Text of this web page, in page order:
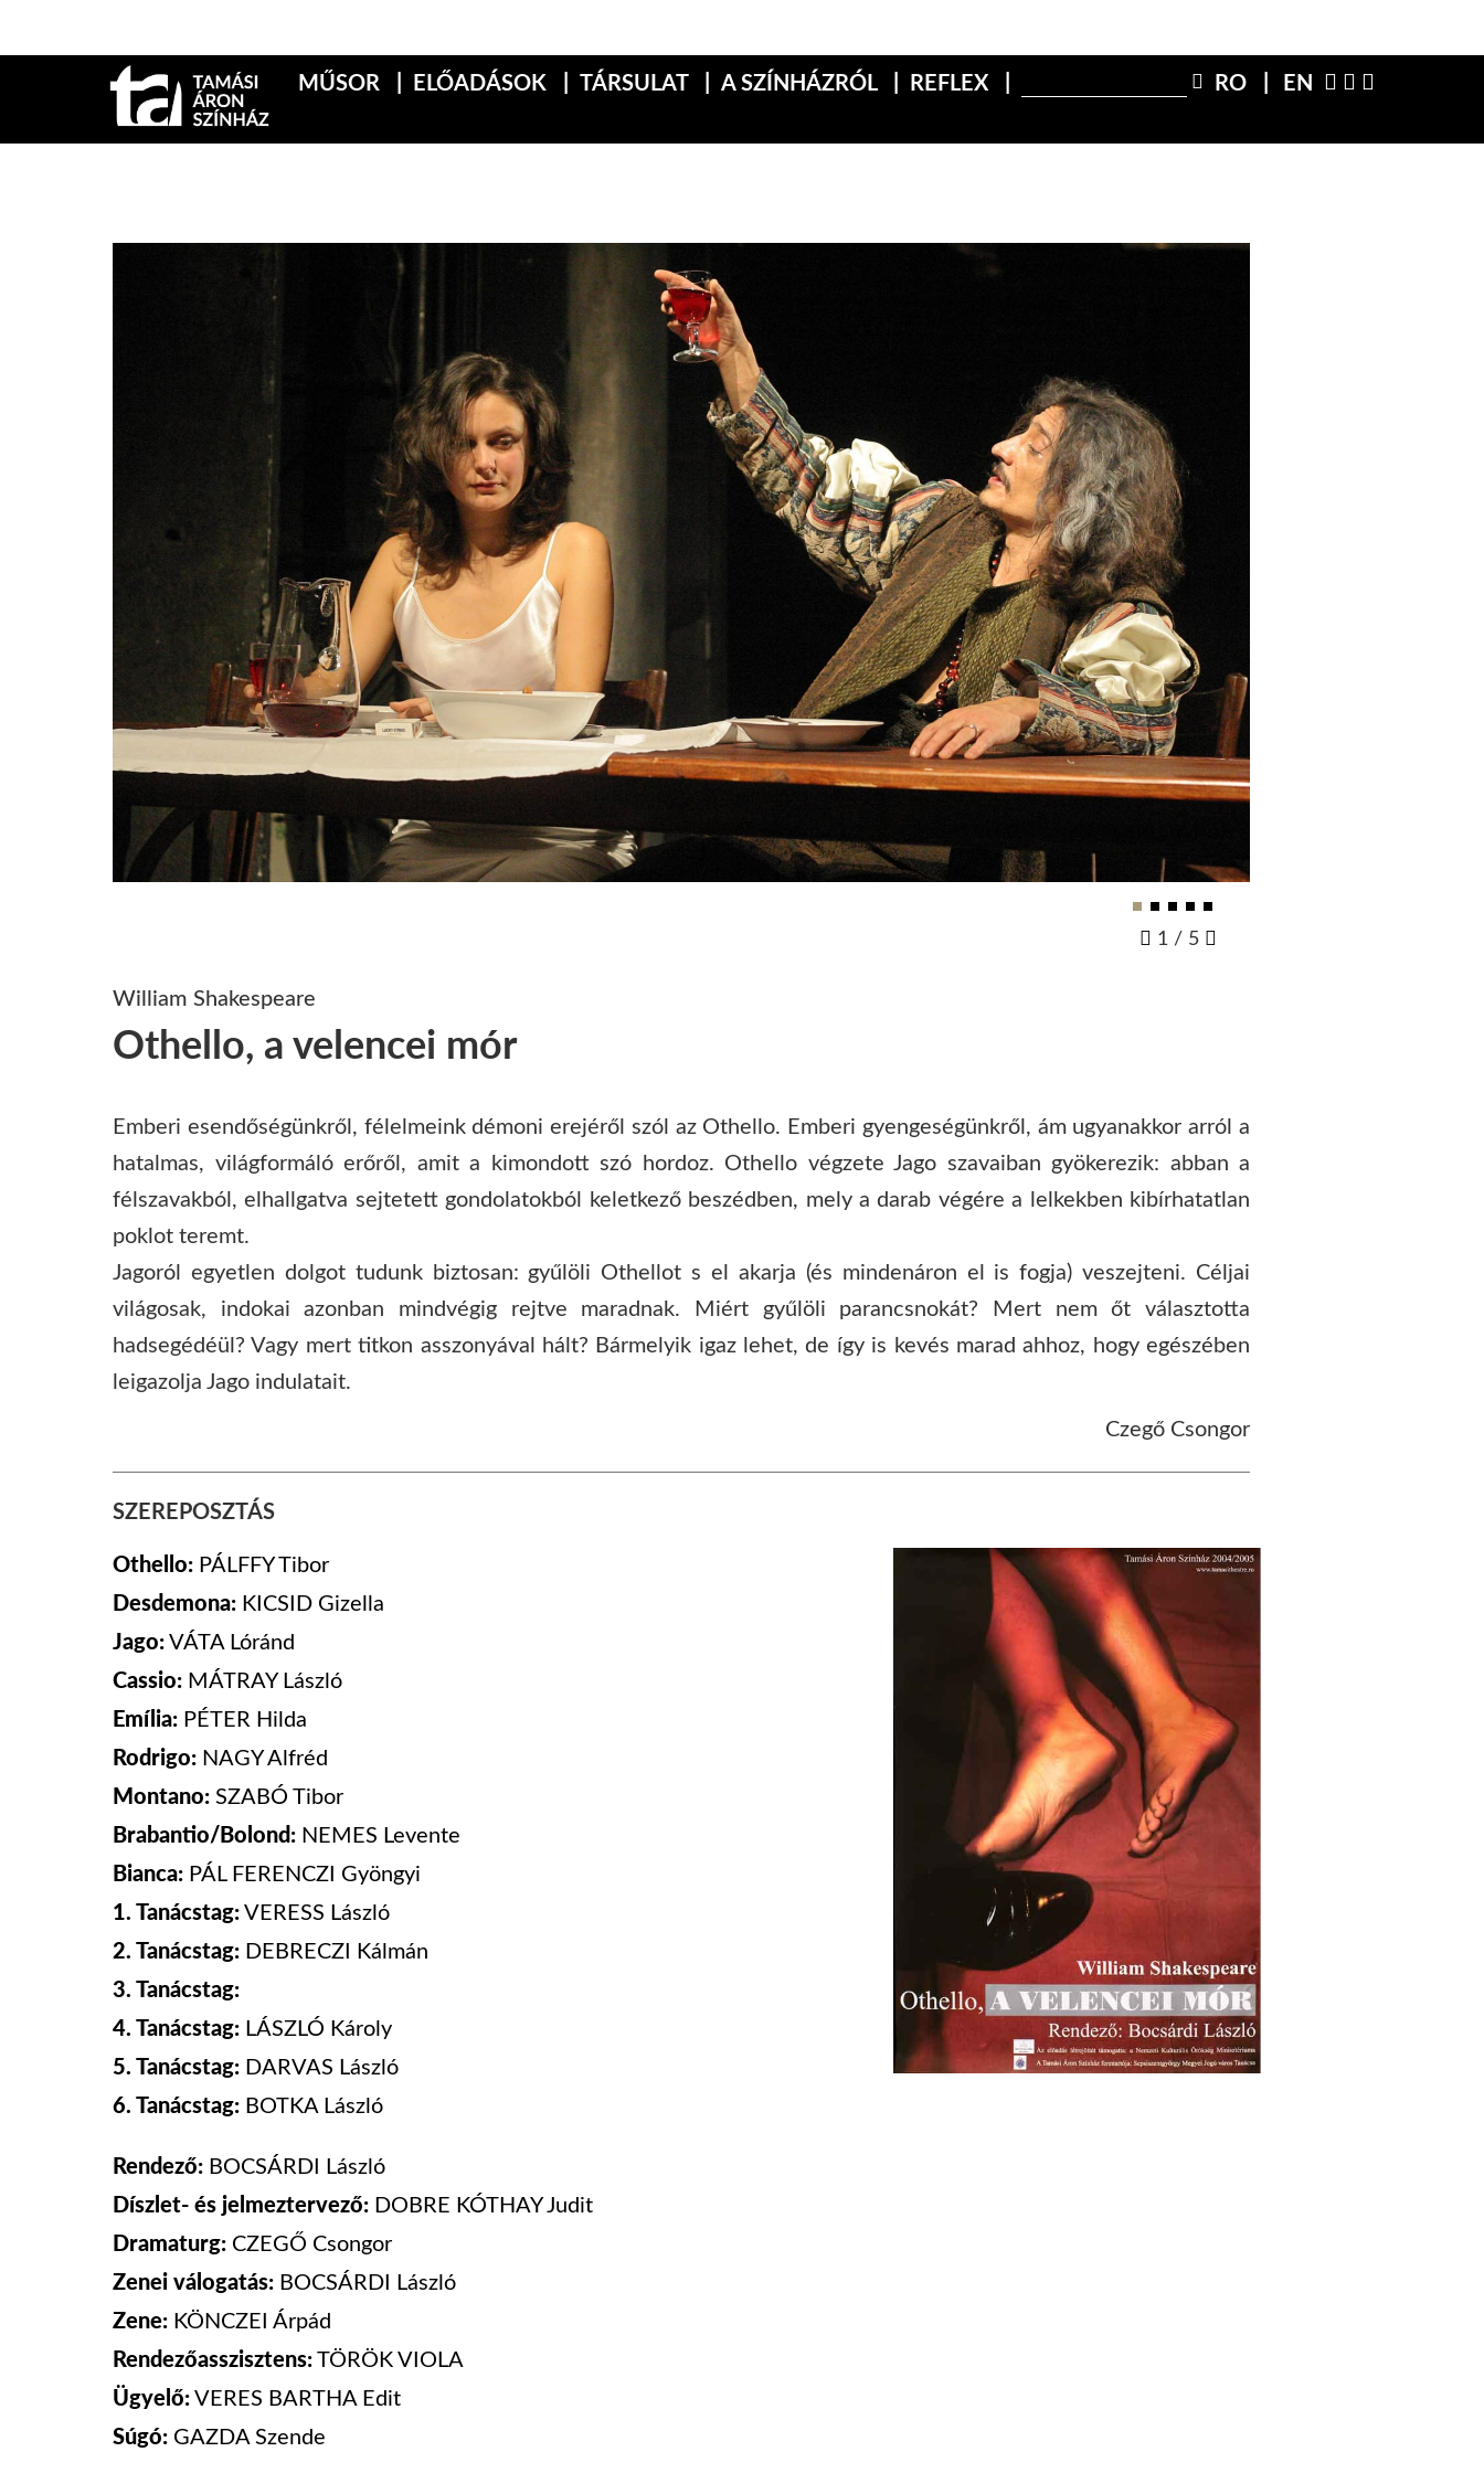
MŰSOR ELŐADÁSOK TÁRSULAT A SZÍNHÁZRÓL REFLEX RO EN
2 / 5
William Shakespeare
Othello, a velencei mór
Emberi esendőségünkről, félelmeink démoni erejéről szól az Othello. Emberi gyengeségünkről, ám ugyanakkor arról a
hatalmas, világformáló erőről, amit a kimondott szó hordoz. Othello végzete Jago szavaiban gyökerezik: abban a
félszavakból, elhallgatva sejtetett gondolatokból keletkező beszédben, mely a darab végére a lelkekben kibírhatatlan
poklot teremt.
Jagoról egyetlen dolgot tudunk biztosan: gyűlöli Othellot s el akarja (és mindenáron el is fogja) veszejteni. Céljai
világosak, indokai azonban mindvégig rejtve maradnak. Miért gyűlöli parancsnokát? Mert nem őt választotta
hadsegédéül? Vagy mert titkon asszonyával hált? Bármelyik igaz lehet, de így is kevés marad ahhoz, hogy egészében
leigazolja Jago indulatait.
Czegő Csongor
SZEREPOSZTÁS
Othello: PÁLFFYTibor
Desdemona: KICSID Gizella
Jago: VÁTA Lóránd
Cassio: MÁTRAYLászló
Emília: PÉTER Hilda
Rodrigo: NAGYAlfréd
Montano: SZABÓ Tibor
Brabantio/Bolond: NEMES Levente
Bianca: PÁL FERENCZI Gyöngyi
1. Tanácstag: VERESS László
2. Tanácstag: DEBRECZI Kálmán
3. Tanácstag:
4. Tanácstag: LÁSZLÓ Károly
5. Tanácstag: DARVAS László
6. Tanácstag: BOTKA László
Rendező: BOCSÁRDI László
Díszlet- és jelmeztervező: DOBRE KÓTHAY Judit
Dramaturg: CZEGŐ Csongor
Zenei válogatás: BOCSÁRDI László
Zene: KÖNCZEI Árpád
Rendezőasszisztens: TÖRÖK VIOLA
Ügyelő: VERES BARTHAEdit
Súgó: GAZDASzende